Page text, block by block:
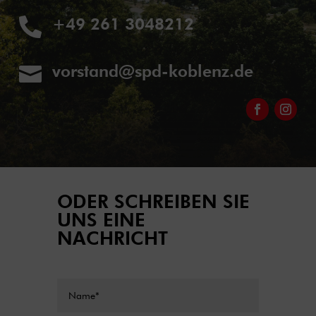
 +49 261 3048212
 vorstand@spd-koblenz.de
ODER SCHREIBEN SIE
UNS EINE
NACHRICHT